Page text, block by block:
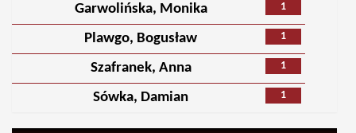
1
Garwolińska, Monika
1
Plawgo, Bogusław
1
Szafranek, Anna
1
Sówka, Damian